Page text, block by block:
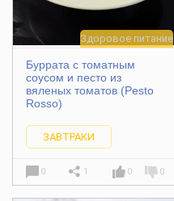
Здоровое питание
Буррата с томатным
соусом и песто из
вяленых томатов (Pesto
Rosso)
ЗАВТРАКИ
0 1 0 0